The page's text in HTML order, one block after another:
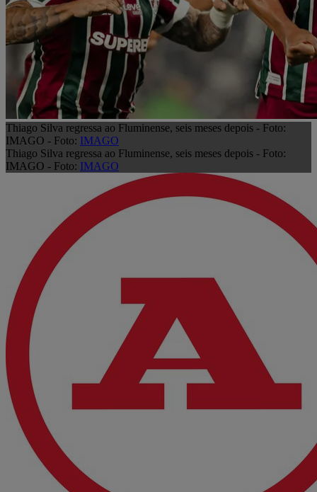
Thiago Silva regressa ao Fluminense, seis meses depois - Foto:
IMAGO - Foto: IMAGO
Thiago Silva regressa ao Fluminense, seis meses depois - Foto:
IMAGO - Foto: IMAGO